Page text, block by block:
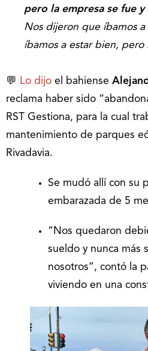
pero la empresa se fue
Nos dijeron que íbamos
íbamos a estar bien, pero
💬 Lo dijo el bahiense
reclama haber sido
RST Gestiona, para la cual
mantenimiento de parques
Rivadavia.
Se mudó allí con su
embarazada de 5
“Nos quedaron
sueldo y nunca más
nosotros”, contó la
viviendo en una